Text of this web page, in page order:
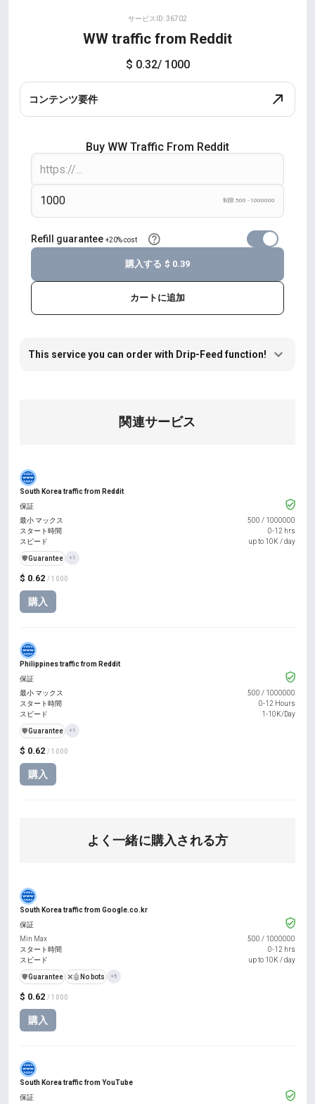
サービスID: 36702
WW traffic from Reddit
$ 0.32/ 1000
コンテンツ要件
Buy WW Traffic From Reddit
制限 500 - 1000000
Refill guarantee +20% cost
カートに追加
購入する $ 0.39
This service you can order with Drip-Feed function!
関連サービス
South Korea traffic from Reddit
$ 0.62 / 1000
購入
保証
最小 マックス
500 / 1000000
スタート時間
0-12 hrs
スピード
up to 10K / day
️🛡️Guarantee +1
Philippines traffic from Reddit
$ 0.62 / 1000
購入
保証
最小 マックス
500 / 1000000
スタート時間
0-12 Hours
スピード
1-10K/Day
️🛡️Guarantee +1
よく一緒に購入される方
South Korea traffic from Google.co.kr
$ 0.62 / 1000
購入
保証
Min Max
500 / 1000000
スタート時間
0-12 hrs
スピード
up to 10K / day
️🛡️Guarantee ❌🤖 No bots +5
South Korea traffic from YouTube
保証